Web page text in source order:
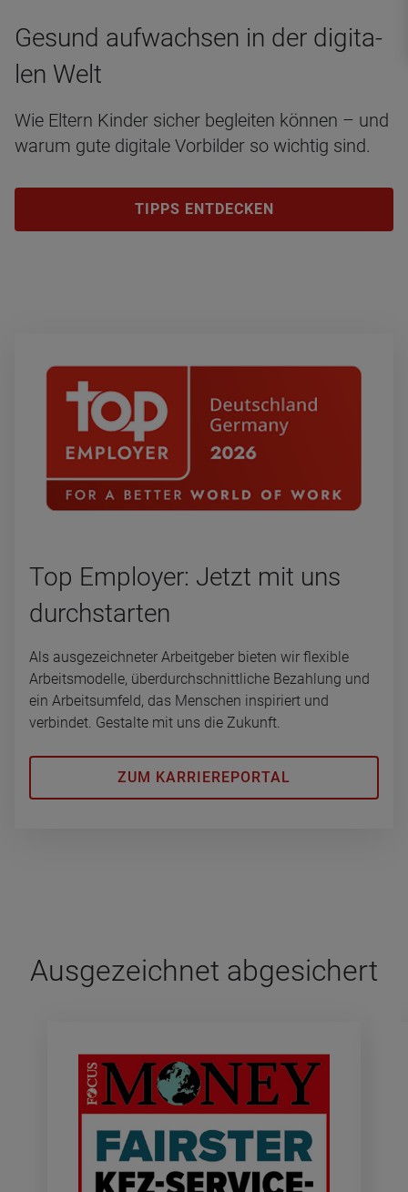
Gesund auf­wach­sen in der digi­ta­
len Welt
Wie Eltern Kinder sicher begleiten können – und
warum gute digitale Vorbilder so wichtig sind.
TIPPS ENTDECKEN
Top Em­ploy­er: Jetzt mit uns
durch­star­ten
Als ausgezeichneter Arbeitgeber bieten wir flexible
Arbeitsmodelle, überdurchschnittliche Bezahlung und
ein Arbeitsumfeld, das Menschen inspiriert und
verbindet. Gestalte mit uns die Zukunft.
ZUM KARRIEREPORTAL
Aus­ge­zeich­net abge­si­chert